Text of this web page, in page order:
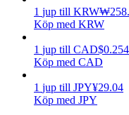
Utsättning
Hög avkastning och
1 jup till KRW₩
Köp med KRW
1 jup till CAD$
Köp med CAD
1 jup till JPY¥29.04
Köp med JPY